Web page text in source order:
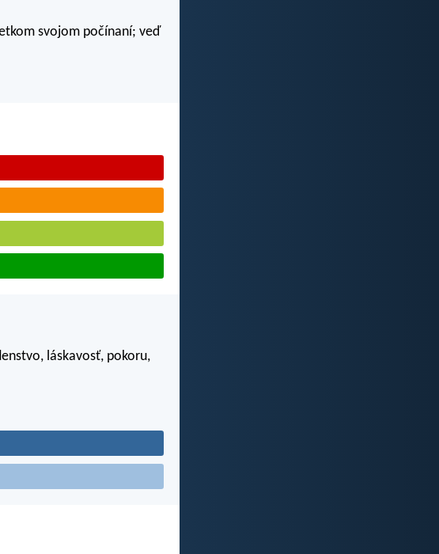
svojom počínaní; veď
láskavosť, pokoru,